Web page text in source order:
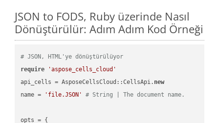
JSON to FODS, Ruby üzerinde Nasıl
Dönüştürülür: Adım Adım Kod Örneği
# JSON, HTML'ye dönüştürülüyor
require
'aspose_cells_cloud'
api_cells = AsposeCellsCloud::CellsApi. new
name =
'file.JSON' # String | The document name.
opts = {